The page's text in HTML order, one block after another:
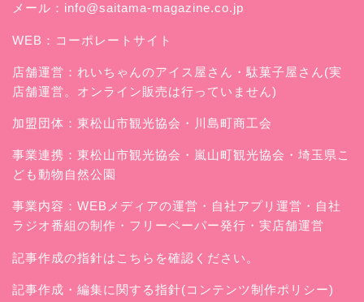
メール： info@saitama-magazine.co.jp
WEB： コーポレートサイト
店舗運営： れいちゃんのアイス屋さん ・駄菓子屋さん(実
店舗運営。オンライン販売は行っていません)
加盟団体：東松山市観光協会・川島町商工会
事業連携：東松山市観光協会・嵐山町観光協会・埼玉県こ
ども動物自然公園
事業内容：WEBメディアの運営・自社アプリ運営・自社
ラジオ番組の制作・フリーペーパー発行・実店舗運営
記事作成の指針はこちらを確認ください。
記事作成・編集に関する指針(コンテンツ制作ポリシー)